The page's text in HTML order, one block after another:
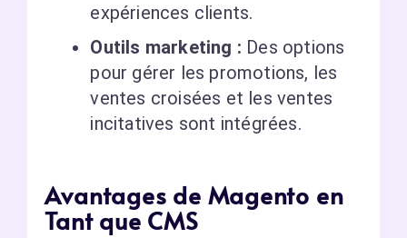
expériences clients.
Outils marketing : Des options
pour gérer les promotions, les
ventes croisées et les ventes
incitatives sont intégrées.
Avantages de Magento en
Tant que CMS